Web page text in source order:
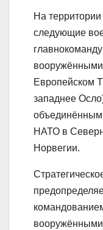
На
следующие
Европейском
западнее
НАТО в
Норвегии.
вооружёнными